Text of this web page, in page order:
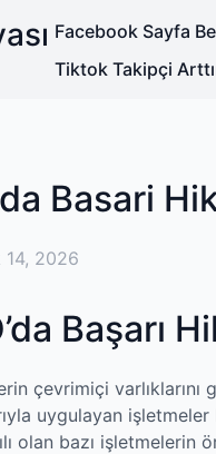
Facebook Sayfa
Tiktok Takipçi
Basari
14, 2026
Başarı
çevrimiçi
uygulayan
olan bazı işletmelerin